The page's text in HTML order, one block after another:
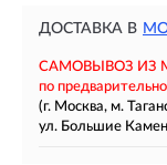
ДОСТАВКА В
САМОВЫВОЗ ИЗ
по
(г. Москва, м.
ул. Большие